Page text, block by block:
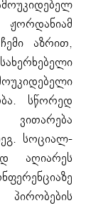
აზრით,
სწორედ
ვითარება
სოციალ-
აღიარეს